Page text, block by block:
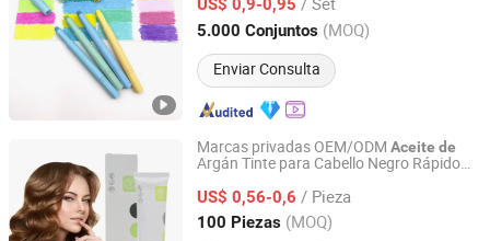
US$ 0,9-0,95
5.000 Conjuntos (MOQ)
Enviar Consulta
Zhejiang, China Desde 2025
Marcas privadas OEM/ODM Aceite de
Argán Tinte para Cabello Negro Rápido
Coloración Rápida para Hombres
US$ 0,56-0,6 / Pieza
100 Piezas (MOQ)
Guangdong Boda Cosmetics Co,.Ltd.
Guangdong, China Desde 2021